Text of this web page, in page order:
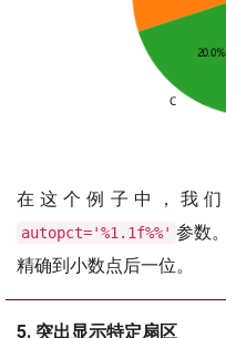
在这个例子中，我们
autopct='%1.1f%%' 参数
精确到小数点后一位。
5. 突出显示特定扇区